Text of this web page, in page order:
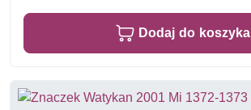
Dodaj do koszyka